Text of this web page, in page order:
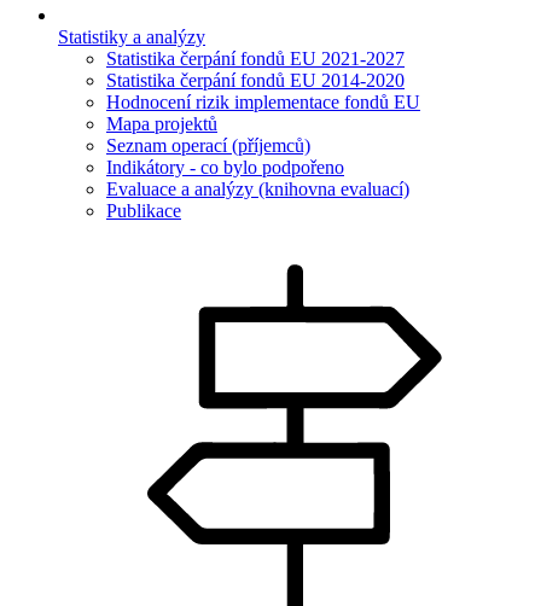
Statistiky a analýzy
Statistika čerpání fondů EU 2021-2027
Statistika čerpání fondů EU 2014-2020
Hodnocení rizik implementace fondů EU
Mapa projektů
Seznam operací (příjemců)
Indikátory - co bylo podpořeno
Evaluace a analýzy (knihovna evaluací)
Publikace